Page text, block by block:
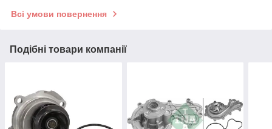
Всі умови повернення
Подібні товари компанії